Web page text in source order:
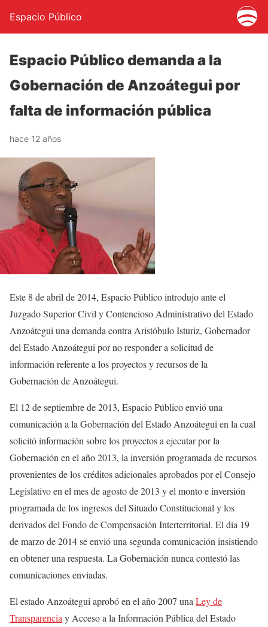
Espacio Público
Espacio Público demanda a la
Gobernación de Anzoátegui por
falta de información pública
hace 12 años
Este 8 de abril de 2014, Espacio Público introdujo ante el
Juzgado Superior Civil y Contencioso Administrativo del Estado
Anzoátegui una demanda contra Aristóbulo Isturiz, Gobernador
del Estado Anzoátegui por no responder a solicitud de
información referente a los proyectos y recursos de la
Gobernación de Anzoátegui.
El 12 de septiembre de 2013, Espacio Público envió una
comunicación a la Gobernación del Estado Anzoátegui en la cual
solicitó información sobre los proyectos a ejecutar por la
Gobernación en el año 2013, la inversión programada de recursos
provenientes de los créditos adicionales aprobados por el Consejo
Legislativo en el mes de agosto de 2013 y el monto e inversión
programada de los ingresos del Situado Constitucional y los
derivados del Fondo de Compensación Interterritorial. El día 19
de marzo de 2014 se envió una segunda comunicación insistiendo
en obtener una respuesta. La Gobernación nunca contestó las
comunicaciones enviadas.
El estado Anzoátegui aprobó en el año 2007 una Ley de
Transparencia y Acceso a la Información Pública del Estado